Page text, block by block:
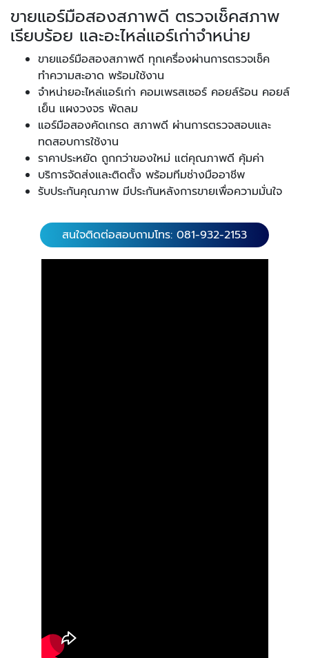
ขายแอร์มือสองสภาพดี ตรวจเช็คสภาพ
เรียบร้อย และอะไหล่แอร์เก่าจำหน่าย
ขายแอร์มือสองสภาพดี ทุกเครื่องผ่านการตรวจเช็ค
ทำความสะอาด พร้อมใช้งาน
จำหน่ายอะไหล่แอร์เก่า คอมเพรสเซอร์ คอยล์ร้อน คอยล์
เย็น แผงวงจร พัดลม
แอร์มือสองคัดเกรด สภาพดี ผ่านการตรวจสอบและ
ทดสอบการใช้งาน
ราคาประหยัด ถูกกว่าของใหม่ แต่คุณภาพดี คุ้มค่า
บริการจัดส่งและติดตั้ง พร้อมทีมช่างมืออาชีพ
รับประกันคุณภาพ มีประกันหลังการขายเพื่อความมั่นใจ
สนใจติดต่อสอบถามโทร: 081-932-2153